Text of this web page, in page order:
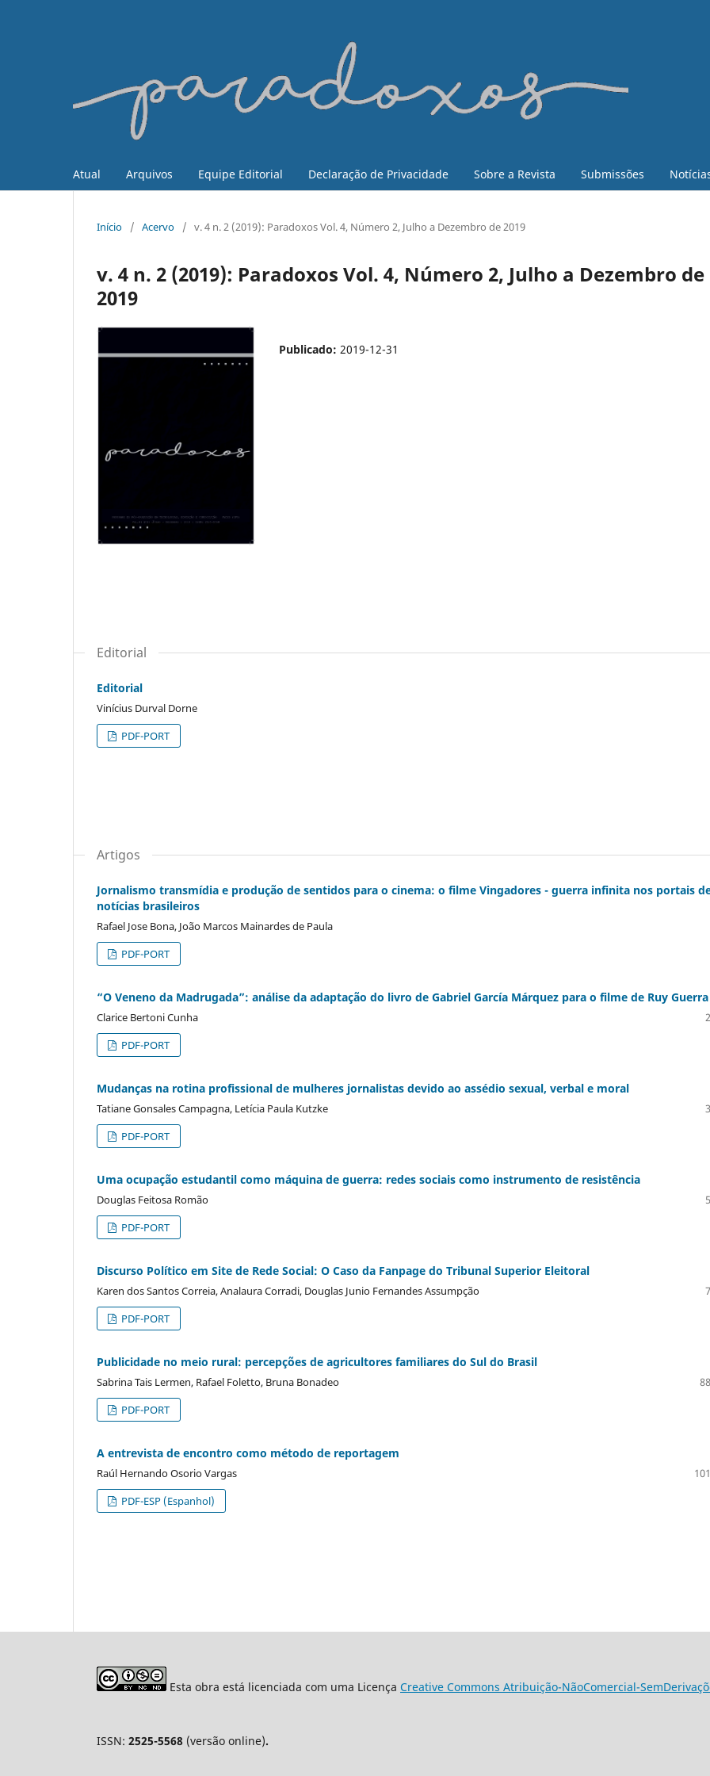
Atual Arquivos Equipe Editorial Declaração de Privacidade Sobre a Revista Submissões
Início / Acervo / v. 4 n. 2 (2019): Paradoxos Vol. 4, Número 2, Julho a Dezembro de 2019
v. 4 n. 2 (2019): Paradoxos Vol. 4, Número 2, Julho a Dezembro de
2019
Publicado: 2019-12-31
Editorial
Editorial
Vinícius Durval Dorne
PDF-PORT
Artigos
Jornalismo transmídia e produção de sentidos para o cinema: o filme Vingadores - guerra infinita nos portais
notícias brasileiros
Rafael Jose Bona, João Marcos Mainardes de Paula
PDF-PORT
“O Veneno da Madrugada”: análise da adaptação do livro de Gabriel García Márquez para o filme de Ruy Guerra
Clarice Bertoni Cunha
PDF-PORT
Mudanças na rotina profissional de mulheres jornalistas devido ao assédio sexual, verbal e moral
Tatiane Gonsales Campagna, Letícia Paula Kutzke
PDF-PORT
Uma ocupação estudantil como máquina de guerra: redes sociais como instrumento de resistência
Douglas Feitosa Romão
PDF-PORT
Discurso Político em Site de Rede Social: O Caso da Fanpage do Tribunal Superior Eleitoral
Karen dos Santos Correia, Analaura Corradi, Douglas Junio Fernandes Assumpção
PDF-PORT
Publicidade no meio rural: percepções de agricultores familiares do Sul do Brasil
Sabrina Tais Lermen, Rafael Foletto, Bruna Bonadeo
PDF-PORT
A entrevista de encontro como método de reportagem
Raúl Hernando Osorio Vargas
PDF-ESP (Espanhol)
Esta obra está licenciada com uma Licença Creative Commons Atribuição-NãoComercial-
ISSN: 2525-5568 (versão online).